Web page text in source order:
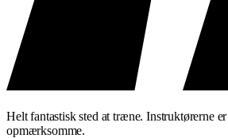
Helt fantastisk sted at træne. Instruktørerne
opmærksomme.